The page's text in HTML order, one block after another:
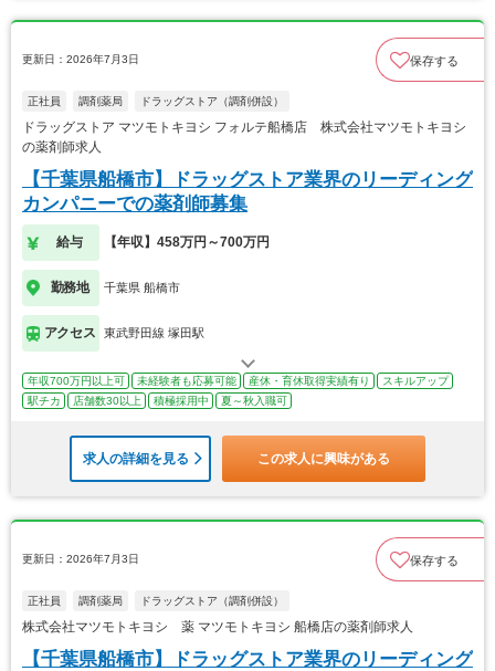
更新日：2026年7月3日 保存する
正社員 調剤薬局 ドラッグストア（調剤併設）
ドラッグストア マツモトキヨシ フォルテ船橋店 株式会社マツモトキヨシ
の薬剤師求人
【千葉県船橋市】ドラッグストア業界のリーディング
カンパニーでの薬剤師募集
給与 【年収】458万円～700万円
勤務地 千葉県 船橋市
アクセス 東武野田線 塚田駅
年収700万円以上可 未経験者も応募可能 産休・育休取得実績有り
スキルアップ
駅チカ
店舗数30以上 積極採用中 夏～秋入職可
求人の詳細を見る この求人に興味がある
更新日：2026年7月3日 保存する
正社員 調剤薬局 ドラッグストア（調剤併設）
株式会社マツモトキヨシ 薬 マツモトキヨシ 船橋店の薬剤師求人
【千葉県船橋市】ドラッグストア業界のリーディング